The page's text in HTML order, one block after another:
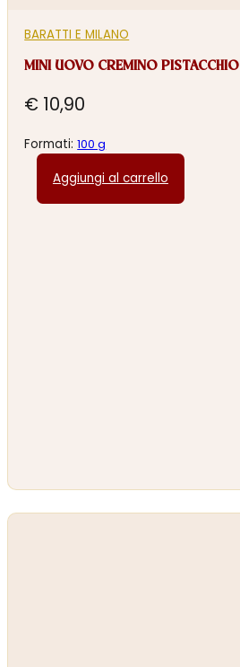
BARATTI E MILANO
MINI UOVO CREMINO PISTACCHIO
€ 10,90
Formati:100 g
Aggiungi al carrello